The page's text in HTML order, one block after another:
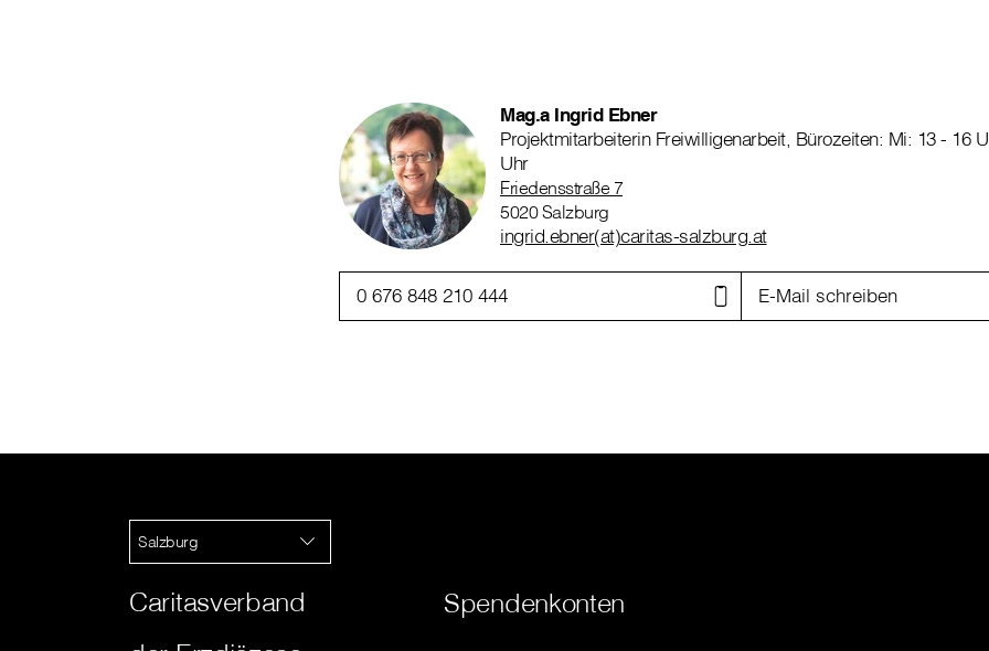
Mag.a Ingrid Ebner
Projektmitarbeiterin Freiwilligenarbeit, Bürozeiten: Mi: 13 - 16
Uhr
Friedensstraße 7
5020 Salzburg
ingrid.ebner(at)caritas-salzburg.at
0 676 848 210 444 E-Mail schreiben
Salzburg
Caritasverband
Spendenkonten